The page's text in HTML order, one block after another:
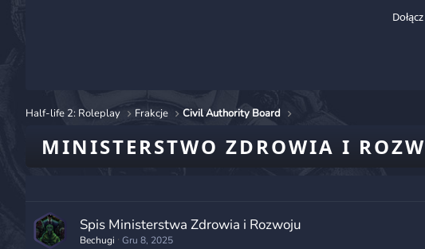
Half-life 2: Roleplay Frakcje Civil Authority Board
MINISTERSTWO ZDROWIA I
Spis Ministerstwa Zdrowia i Rozwoju
Bechugi Gru 8, 2025